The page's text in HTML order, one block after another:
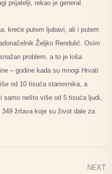
prijatelji, rekao je general.
kreće putem ljubavi, ali i putem
Željko Rendulić. Osim
problem, a to je loša
– godine kada su mnogi Hrvati
od 10 tisuća stanovnika, a
samo nešto više od 5 tisuća ljudi,
žrtava koje su život dale za
NEXT